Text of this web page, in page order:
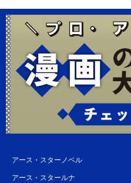
アース・スターノベル
アース・スタールナ